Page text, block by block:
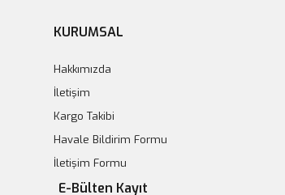
KURUMSAL
Hakkımızda
İletişim
Kargo Takibi
Havale Bildirim Formu
İletişim Formu
E-Bülten Kayıt